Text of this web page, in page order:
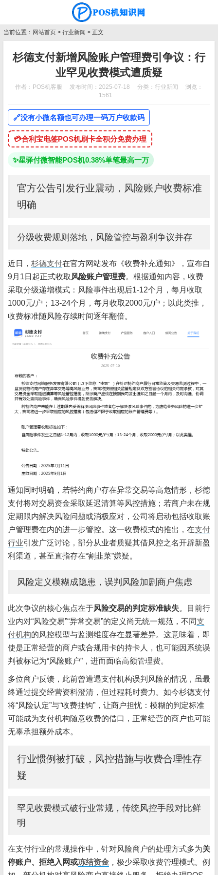
当前位置： 网站首页 > 行业新闻 > 正文
杉德支付新增风险账户管理费引争议：行
业罕见收费模式遭质疑
作者：POS机客服 发布时间：2025-07-18 分类： 行业新闻
浏览：
1561
🔗没有小微名额也可办理一码万户收款码
💳合利宝电签POS机刷卡全积分免费办理
✨星驿付微智能POS机0.38%单笔最高一万
官方公告引发行业震动，风险账户收费标准
明确
分级收费规则落地，风险管控与盈利争议并存
近日， 杉德支付在官方网站发布《收费补充通知》，宣布自
9月1日起正式收取 风险账户管理费。根据通知内容，收费
采取分级递增模式：风险事件出现后1-12个月，每月收取
1000元/户；13-24个月，每月收取2000元/户；以此类推，
收费标准随风险存续时间逐年翻倍。
通知同时明确，若特约商户存在异常交易等高危情形，杉德
支付将对交易资金采取延迟清算等风控措施；若商户未在规
定期限内解决风险问题或消极应对，公司将启动包括收取账
户管理费在内的进一步管控。这一收费模式的推出，在支付
行业引发广泛讨论，部分从业者质疑其借风控之名开辟新盈
利渠道，甚至直指存在“割韭菜”嫌疑。
风险定义模糊成隐患，误判风险加剧商户焦虑
此次争议的核心焦点在于风险交易的判定标准缺失。目前行
业内对“风险交易”“异常交易”的定义尚无统一规范，不同 支
付机构的风控模型与监测维度存在显著差异。这意味着，即
使是正常经营的商户或合规用卡的持卡人，也可能因系统误
判被标记为“风险账户”，进而面临高额管理费。
多位商户反馈，此前曾遭遇支付机构误判风险的情况，虽最
终通过提交经营资料澄清，但过程耗时费力。如今杉德支付
将“风险认定”与“收费挂钩”，让商户担忧：模糊的判定标准
可能成为支付机构随意收费的借口，正常经营的商户也可能
无辜承担额外成本。
行业惯例被打破，风控措施与收费合理性存
疑
罕见收费模式破行业常规，传统风控手段对比鲜
明
在支付行业的常规操作中，针对风险商户的处理方式多为关
停账户、拒绝入网或冻结资金 ，极少采取收费管理模式。例